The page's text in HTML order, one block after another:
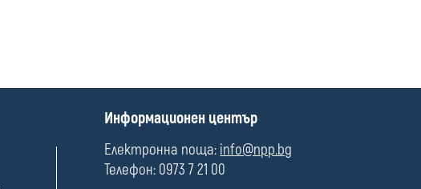
П
л
е
Информационен център
Електронна поща: info@npp.bg
Телефон: 0973 7 21 00